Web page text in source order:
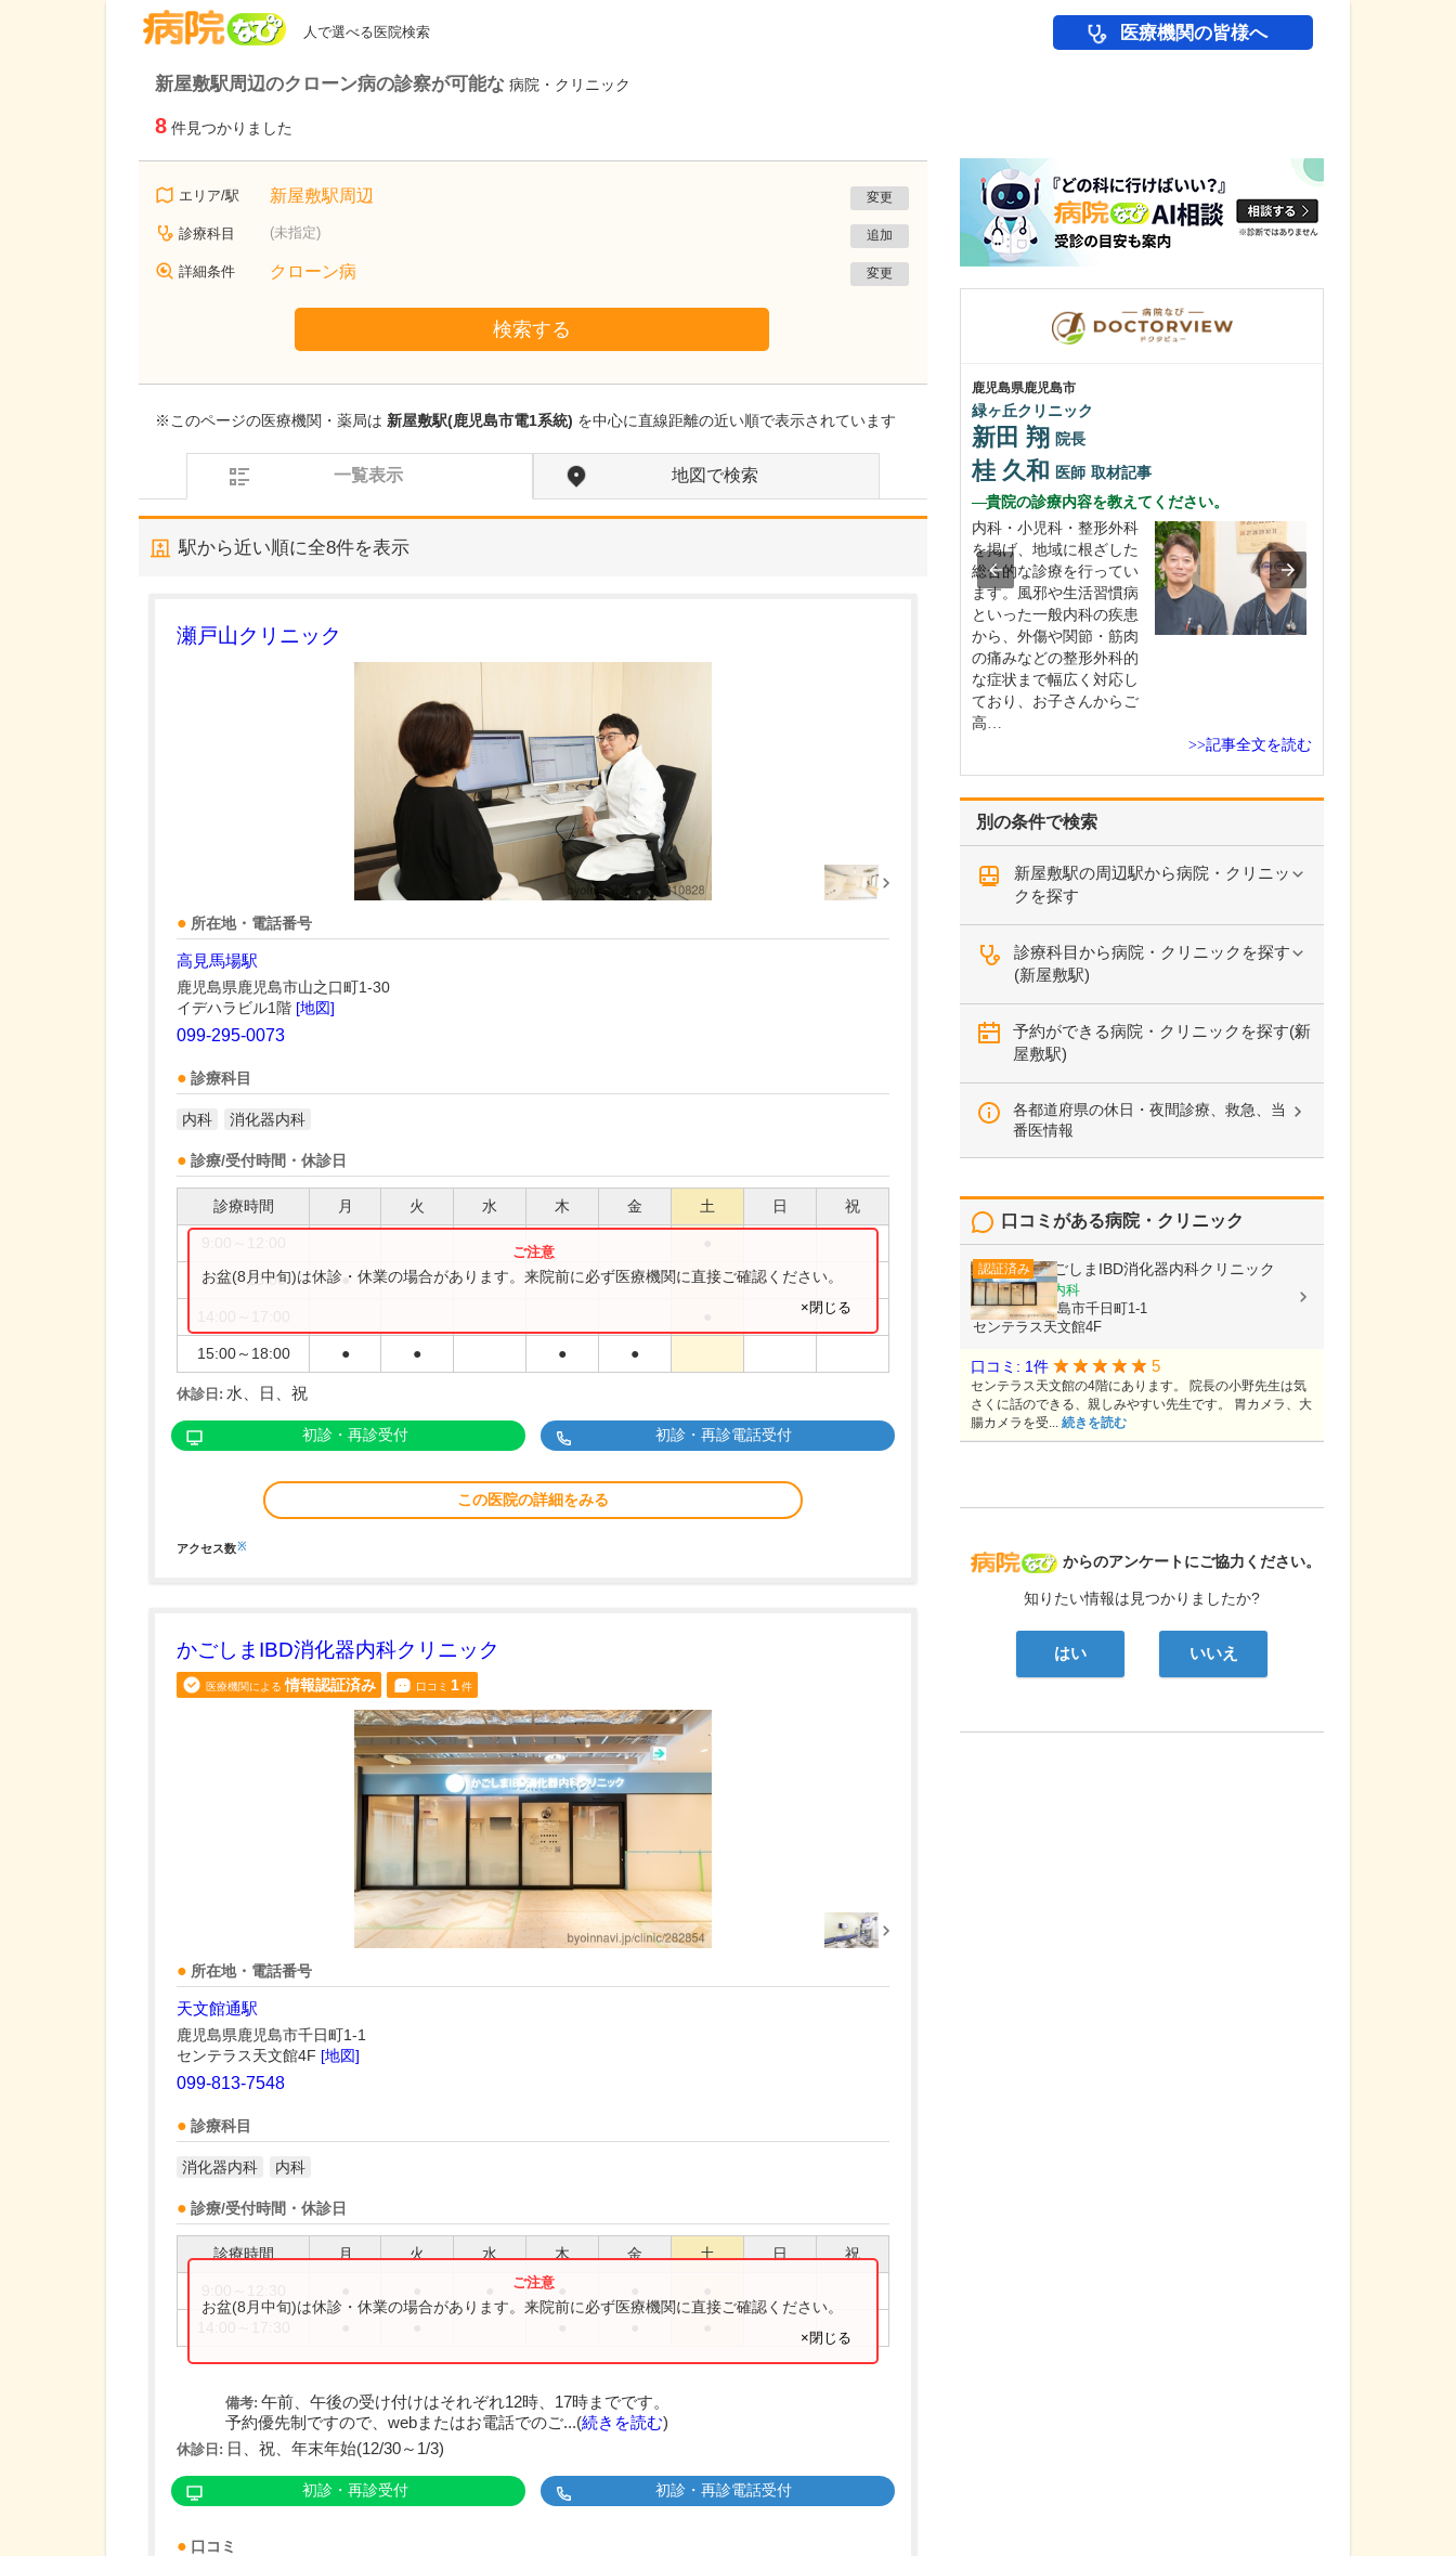
人で選べる医院検索 医療機関の皆様へ
新屋敷駅周辺のクローン病の診察が可能な 病院・クリニック
8 件見つかりました
エリア/駅 新屋敷駅周辺 変更
診療科目 (未指定) 追加
詳細条件 クローン病 変更
検索する
※このページの医療機関・薬局は 新屋敷駅(鹿児島市電1系統) を中心に直線距離の近い順で表示されています
一覧表示 地図で検索
駅から近い順に全8件を表示
瀬戸山クリニック
所在地・電話番号
高見馬場駅
鹿児島県鹿児島市山之口町1-30
イデハラビル1階 [地図]
099-295-0073
診療科目
内科 消化器内科
診療/受付時間・休診日
診療時間 月 火 水 木 金 土 日 祝
9:00～13:00 ● ● ● ●
15:00～18:00 ● ● ● ●
お盆(8月中旬)は休診・休業の場合があります。来院前に必ず医療機関に直接ご確認ください。
×閉じる
休診日: 水、日、祝
初診・再診受付 初診・再診電話受付
この医院の詳細をみる
アクセス数※
かごしまIBD消化器内科クリニック
医療機関による 情報認証済み 口コミ 1件
所在地・電話番号
天文館通駅
鹿児島県鹿児島市千日町1-1
センテラス天文館4F [地図]
099-813-7548
診療科目
消化器内科 内科
診療/受付時間・休診日
診療時間 月 火 水 木 金 土 日 祝
お盆(8月中旬)は休診・休業の場合があります。来院前に必ず医療機関に直接ご確認ください。
×閉じる
備考: 午前、午後の受け付けはそれぞれ12時、17時までです。
予約優先制ですので、webまたはお電話でのご...(続きを読む)
休診日: 日、祝、年末年始(12/30～1/3)
初診・再診受付 初診・再診電話受付
口コミ
別の条件で検索
新屋敷駅の周辺駅から病院・クリニッ
クを探す
診療科目から病院・クリニックを探す
(新屋敷駅)
予約ができる病院・クリニックを探す(新
屋敷駅)
各都道府県の休日・夜間診療、救急、当
番医情報
病院なび
からのアンケートにご協力ください。
知りたい情報は見つかりましたか?
はい いいえ
口コミがある病院・クリニック
認証済み かごしまIBD消化器内科クリニック
消化器内科, 内科
鹿児島県鹿児島市千日町1-1
センテラス天文館4F
口コミ: 1件 5
センテラス天文館の4階にあります。 院長の小野先生は気
さくに話のできる、親しみやすい先生です。 胃カメラ、大
腸カメラを受... 続きを読む
鹿児島県鹿児島市
緑ヶ丘クリニック
新田 翔 院長
桂 久和 医師 取材記事
貴院の診療内容を教えてください。
内科・小児科・整形外科
を掲げ、地域に根ざした
総合的な診療を行ってい
ます。風邪や生活習慣病
といった一般内科の疾患
から、外傷や関節・筋肉
の痛みなどの整形外科的
な症状まで幅広く対応し
ており、お子さんからご
高…
>>記事全文を読む
千葉県浦安市
マリンクリニック
貴院の特長として、皮膚科ではどのような診療
が受けられるのか教えてください。
皮膚症状に対する一般的
ま…